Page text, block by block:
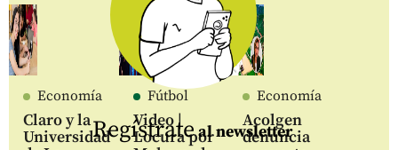
Economía
Claro y la
Universidad
Fútbol
Video |
Locura por
Economía
Acolgen
denuncia
Regístrateal newsletter